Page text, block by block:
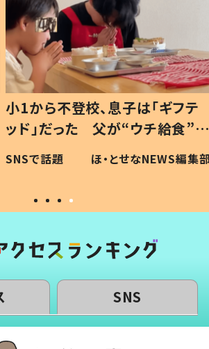
登校、息子は「ギフテ
った 父が“ウチ給食”を
る理由とは #令和の親
ほ・とせなNEWS編集部
ひ孫
が、抱
「涙
い」
SNS